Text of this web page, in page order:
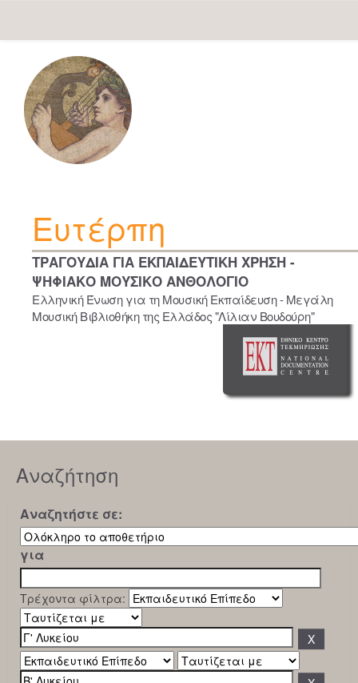
navigation
Ευτέρπη
ΤΡΑΓΟΥΔΙΑ ΓΙΑ ΕΚΠΑΙΔΕΥΤΙΚΗ ΧΡΗΣΗ -
ΨΗΦΙΑΚΟ ΜΟΥΣΙΚΟ ΑΝΘΟΛΟΓΙΟ
Ελληνική Ένωση για τη Μουσική Εκπαίδευση - Μεγάλη
Μουσική Βιβλιοθήκη της Ελλάδος "Λίλιαν Βουδούρη"
Αναζήτηση
Αναζητήστε σε:
για
Τρέχοντα φίλτρα: